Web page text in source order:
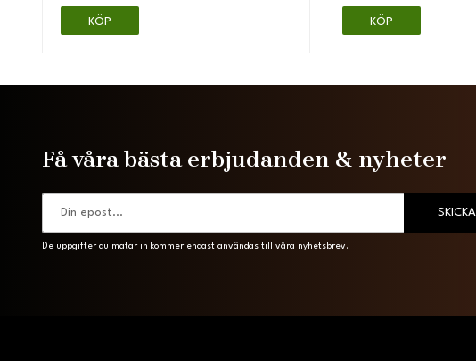
KÖP KÖP
Få våra bästa erbjudanden & nyheter
SKICKA
De uppgifter du matar in kommer endast användas till våra nyhetsbrev.